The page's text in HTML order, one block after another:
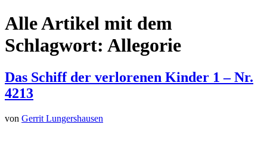
Alle Artikel mit dem
Schlagwort: Allegorie
Das Schiff der verlorenen Kinder 1 – Nr.
4213
von Gerrit Lungershausen